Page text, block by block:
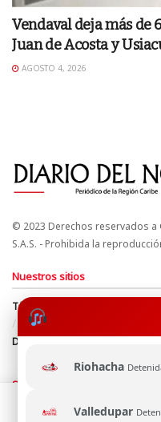
Riohacha
Valledupar
Vendaval deja más de
Juan de Acosta y
AGOSTO 4, 2026
© 2023 Derechos reservados a
S.A.S. - Prohibida la
Nuestros sitios
Términos y Condiciones
Política de uso de cookies
Directrices Editoriales
Síguenos
Esta página web usa
navegación, al continuar